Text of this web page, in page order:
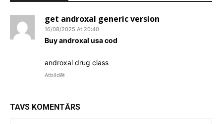
get androxal generic version
16/08/2025 At 20:40
Buy androxal usa cod
androxal drug class
Atbildēt
TAVS KOMENTĀRS